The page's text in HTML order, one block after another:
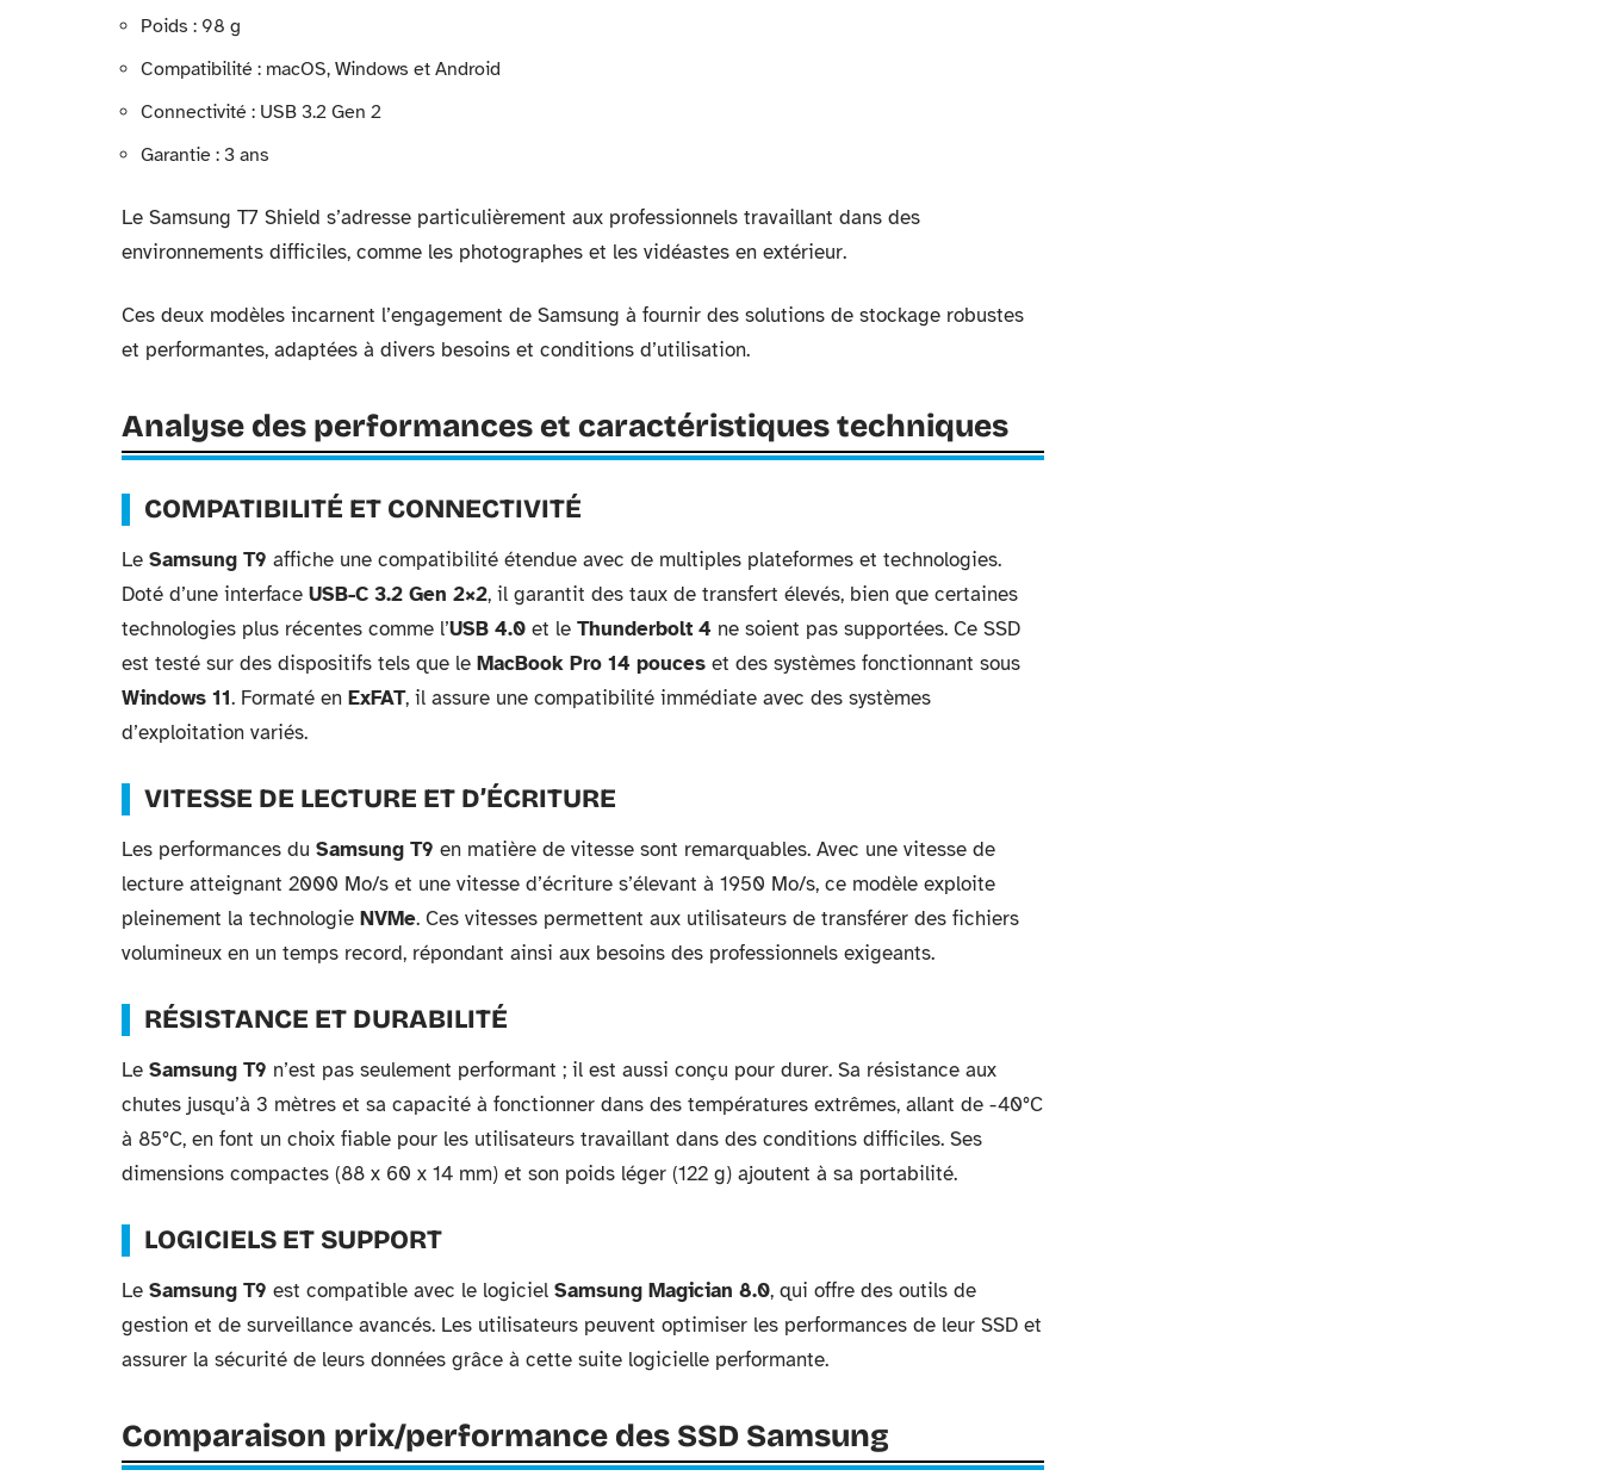
Poids : 98 g
Compatibilité : macOS, Windows et Android
Connectivité : USB 3.2 Gen 2
Garantie : 3 ans
Le Samsung T7 Shield s’adresse particulièrement aux professionnels travaillant dans des
environnements difficiles, comme les photographes et les vidéastes en extérieur.
Ces deux modèles incarnent l’engagement de Samsung à fournir des solutions de stockage robustes
et performantes, adaptées à divers besoins et conditions d’utilisation.
Analyse des performances et caractéristiques techniques
COMPATIBILITÉ ET CONNECTIVITÉ
Le Samsung T9 affiche une compatibilité étendue avec de multiples plateformes et technologies.
Doté d’une interface USB-C 3.2 Gen 2×2, il garantit des taux de transfert élevés, bien que certaines
technologies plus récentes comme l’USB 4.0 et le Thunderbolt 4 ne soient pas supportées. Ce SSD
est testé sur des dispositifs tels que le MacBook Pro 14 pouces et des systèmes fonctionnant sous
Windows 11. Formaté en ExFAT, il assure une compatibilité immédiate avec des systèmes
d’exploitation variés.
VITESSE DE LECTURE ET D’ÉCRITURE
Les performances du Samsung T9 en matière de vitesse sont remarquables. Avec une vitesse de
lecture atteignant 2000 Mo/s et une vitesse d’écriture s’élevant à 1950 Mo/s, ce modèle exploite
pleinement la technologie NVMe. Ces vitesses permettent aux utilisateurs de transférer des fichiers
volumineux en un temps record, répondant ainsi aux besoins des professionnels exigeants.
RÉSISTANCE ET DURABILITÉ
Le Samsung T9 n’est pas seulement performant ; il est aussi conçu pour durer. Sa résistance aux
chutes jusqu’à 3 mètres et sa capacité à fonctionner dans des températures extrêmes, allant de -40°C
à 85°C, en font un choix fiable pour les utilisateurs travaillant dans des conditions difficiles. Ses
dimensions compactes (88 x 60 x 14 mm) et son poids léger (122 g) ajoutent à sa portabilité.
LOGICIELS ET SUPPORT
Le Samsung T9 est compatible avec le logiciel Samsung Magician 8.0, qui offre des outils de
gestion et de surveillance avancés. Les utilisateurs peuvent optimiser les performances de leur SSD et
assurer la sécurité de leurs données grâce à cette suite logicielle performante.
Comparaison prix/performance des SSD Samsung